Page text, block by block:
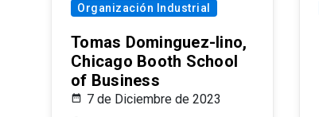
Organización Industrial
Tomas Dominguez-Iino,
Chicago Booth School
of Business
7 de Diciembre de 2023